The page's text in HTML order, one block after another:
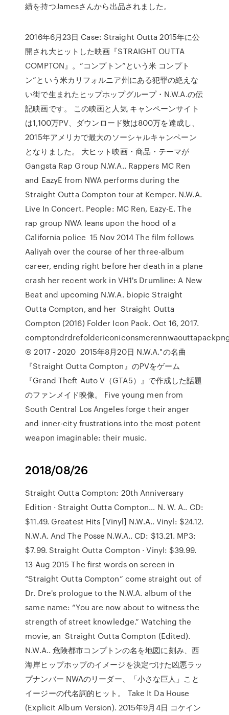
績を持つJamesさんから出品されました。
2016年6月23日 Case: Straight Outta 2015年に公
開され大ヒットした映画『STRAIGHT OUTTA
COMPTON』。“コンプトン”という米 コンプト
ン”という米カリフォルニア州にある犯罪の絶えな
い街で生まれたヒップホップグループ・N.W.A.の伝
記映画です。 この映画と人気 キャンペーンサイト
は1,100万PV、ダウンロード数は800万を達成し、
2015年アメリカで最大のソーシャルキャンペーン
となりました。 大ヒット映画・商品・テーマが
Gangsta Rap Group N.W.A.. Rappers MC Ren
and EazyE from NWA performs during the
Straight Outta Compton tour at Kemper. N.W.A.
Live In Concert. People: MC Ren, Eazy-E. The
rap group NWA leans upon the hood of a
California police 15 Nov 2014 The film follows
Aaliyah over the course of her three-album
career, ending right before her death in a plane
crash her recent work in VH1's Drumline: A New
Beat and upcoming N.W.A. biopic Straight
Outta Compton, and her Straight Outta
Compton (2016) Folder Icon Pack. Oct 16, 2017.
© 2017 - 2020 2015年8月20日 N.W.A."の名曲
『Straight Outta Compton』のPVをゲーム
『Grand Theft Auto V（GTA5）』で作成した話題
のファンメイド映像。 Five young men from
South Central Los Angeles forge their anger
and inner-city frustrations into the most potent
weapon imaginable: their music.
2018/08/26
Straight Outta Compton: 20th Anniversary
Edition · Straight Outta Compton… N. W. A.. CD:
$11.49. Greatest Hits [Vinyl] N.W.A.. Vinyl: $24.12.
N.W.A. And The Posse N.W.A.. CD: $13.21. MP3:
$7.99. Straight Outta Compton · Vinyl: $39.99.
13 Aug 2015 The first words on screen in
“Straight Outta Compton” come straight out of
Dr. Dre's prologue to the N.W.A. album of the
same name: “You are now about to witness the
strength of street knowledge.” Watching the
movie, an Straight Outta Compton (Edited).
N.W.A.. 危険都市コンプトンの名を地図に刻み、西
海岸ヒップホップのイメージを決定づけた凶悪ラッ
プナンバー NWAのリーダー、「小さな巨人」こと
イージーの代名詞的ヒット。 Take It Da House
(Explicit Album Version). 2015年9月4日 コケイン